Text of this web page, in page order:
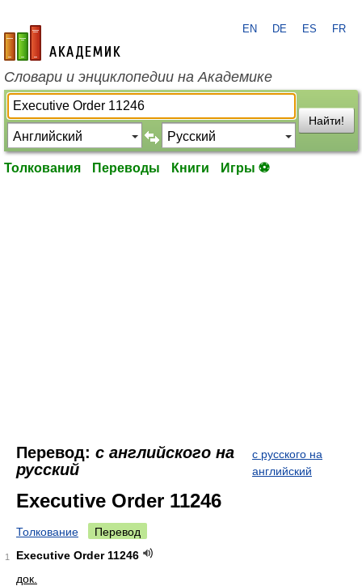
academic.ru
EN DE ES FR
Словари и энциклопедии на Академике
Найти!
Толкования Переводы Книги Игры ⚽
Перевод: с английского на
русский
с русского на
английский
Executive Order 11246
Толкование Перевод
1
Executive Order 11246
док.